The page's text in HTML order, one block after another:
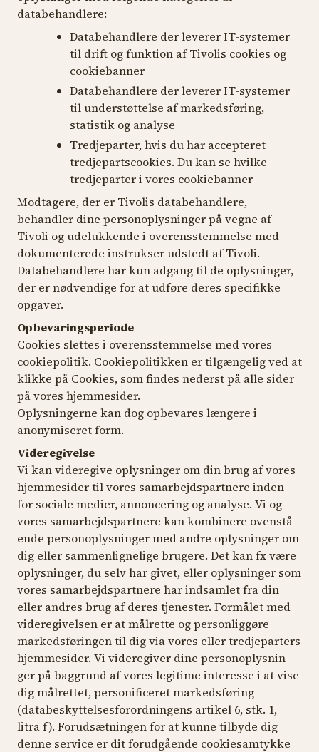
databehandlere:
Databehandlere der leverer IT-systemer
til drift og funktion af Tivolis cookies og
cookiebanner
Databehandlere der leverer IT-systemer
til understøttelse af markedsføring,
statistik og analyse
Tredjeparter, hvis du har accepteret
tredjepartscookies. Du kan se hvilke
tredjeparter i vores cookiebanner
Modtagere, der er Tivolis databehandlere,
behandler dine personoplysninger på vegne af
Tivoli og udelukkende i overensstemmelse med
dokumenterede instrukser udstedt af Tivoli.
Databehandlere har kun adgang til de oplysninger,
der er nødvendige for at udføre deres specifikke
opgaver.
Opbevaringsperiode
Cookies slettes i overensstemmelse med vores
cookiepolitik. Cookiepolitikken er tilgængelig ved at
klikke på Cookies, som findes nederst på alle sider
på vores hjemmesider.
Oplysningerne kan dog opbevares længere i
anonymiseret form.
Videregivelse
Vi kan videregive oplysninger om din brug af vores
hjemmesider til vores samarbejdspartnere inden
for sociale medier, annoncering og analyse. Vi og
vores samarbejdspartnere kan kombinere ovenstå-
ende personoplysninger med andre oplysninger om
dig eller sammenlignelige brugere. Det kan fx være
oplysninger, du selv har givet, eller oplysninger som
vores samarbejdspartnere har indsamlet fra din
eller andres brug af deres tjenester. Formålet med
videregivelsen er at målrette og personliggøre
markedsføringen til dig via vores eller tredjeparters
hjemmesider. Vi videregiver dine personoplysnin-
ger på baggrund af vores legitime interesse i at vise
dig målrettet, personificeret markedsføring
(databeskyttelsesforordningens artikel 6, stk. 1,
litra f). Forudsætningen for at kunne tilbyde dig
denne service er dit forudgående cookiesamtykke